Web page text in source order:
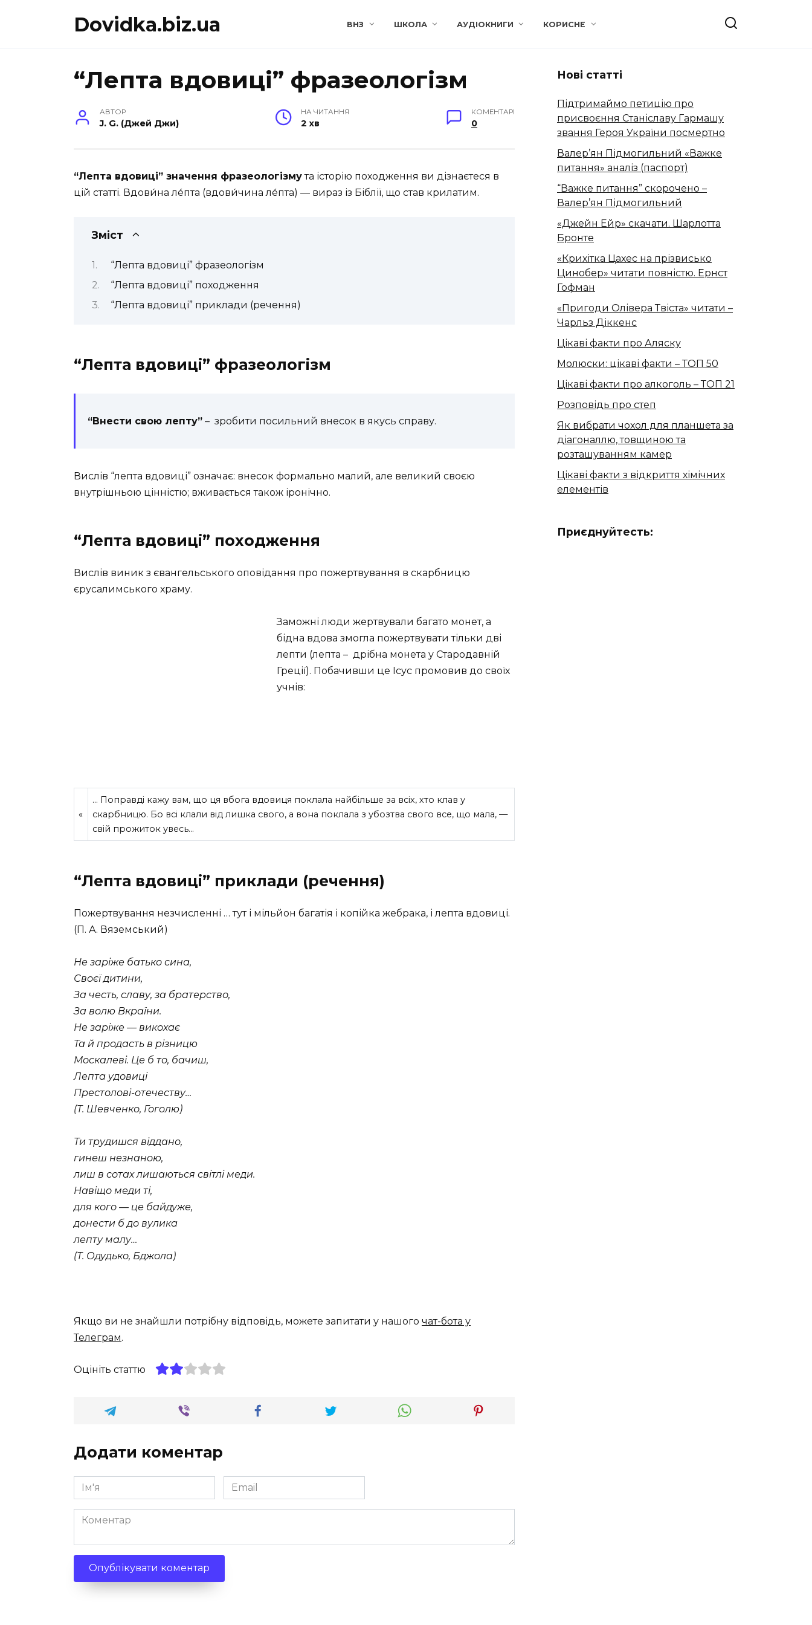
Dovidka.biz.ua ВНЗ ШКОЛА АУДІОКНИГИ КОРИСНЕ
“Лепта вдовиці” фразеологізм
АВТОР
J. G. (Джей Джи)
НА ЧИТАННЯ
2 хв
КОМЕНТАРІ
0
“Лепта вдовиці” значення фразеологізмута історію походження ви дізнаєтеся в
цій статті. Вдови́на ле́пта (вдови́чина ле́пта) — вираз із Біблії, що став крилатим.
Зміст
“Лепта вдовиці” фразеологізм
“Лепта вдовиці” походження
“Лепта вдовиці” приклади (речення)
“Лепта вдовиці” фразеологізм
“Внести свою лепту” – зробити посильний внесок в якусь справу.
Вислів “лепта вдовиці” означає: внесок формально малий, але великий своєю
внутрішньою цінністю; вживається також іронічно.
“Лепта вдовиці” походження
Вислів виник з євангельського оповідання про пожертвування в скарбницю
єрусалимського храму.
Заможні люди жертвували багато монет, а
бідна вдова змогла пожертвувати тільки дві
лепти (лепта – дрібна монета у Стародавній
Греції). Побачивши це Ісус промовив до своїх
учнів:
«
… Поправді кажу вам, що ця вбога вдовиця поклала найбільше за всіх, хто клав у
скарбницю. Бо всі клали від лишка свого, а вона поклала з убозтва свого все, що мала, —
свій прожиток увесь…
“Лепта вдовиці” приклади (речення)
Пожертвування незчисленні … тут і мільйон багатія і копійка жебрака, і лепта вдовиці.
(П. А. Вяземський)
Не заріже батько сина,
Своєї дитини,
За честь, славу, за братерство,
За волю Вкраїни.
Не заріже — викохає
Та й продасть в різницю
Москалеві. Це б то, бачиш,
Лепта удовиці
Престолові-отечеству…
(Т. Шевченко, Гоголю)
Ти трудишся віддано,
гинеш незнаною,
лиш в сотах лишаються світлі меди.
Навіщо меди ті,
для кого — це байдуже,
донести б до вулика
лепту малу…
(Т. Одудько, Бджола)
Якщо ви не знайшли потрібну відповідь, можете запитати у нашого чат-бота у
Телеграм.
Оцініть статтю
Додати коментар
Ім'я
*
Email
*
Коментар
Нові статті
Підтримаймо петицію про
присвоєння Станіславу Гармашу
звання Героя України посмертно
Валер’ян Підмогильний «Важке
питання» аналіз (паспорт)
“Важке питання” скорочено –
Валер’ян Підмогильний
«Джейн Ейр» скачати. Шарлотта
Бронте
«Крихітка Цахес на прізвисько
Цинобер» читати повністю. Ернст
Гофман
«Пригоди Олівера Твіста» читати –
Чарльз Діккенс
Цікаві факти про Аляску
Молюски: цікаві факти – ТОП 50
Цікаві факти про алкоголь – ТОП 21
Розповідь про степ
Як вибрати чохол для планшета за
діагоналлю, товщиною та
розташуванням камер
Цікаві факти з відкриття хімічних
елементів
Приєднуйтесть: